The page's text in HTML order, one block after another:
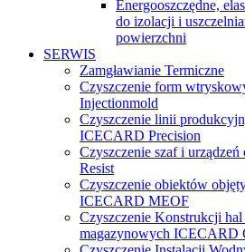
Energooszczędne,
do izolacji i
powierzchni
SERWIS
Zamgławianie Termiczne
Czyszczenie form
Injectionmold
Czyszczenie linii
ICECARD Precision
Czyszczenie szaf i
Resist
Czyszczenie obiektów
ICECARD MEOF
Czyszczenie Konstrukcji
magazynowych ICECARD